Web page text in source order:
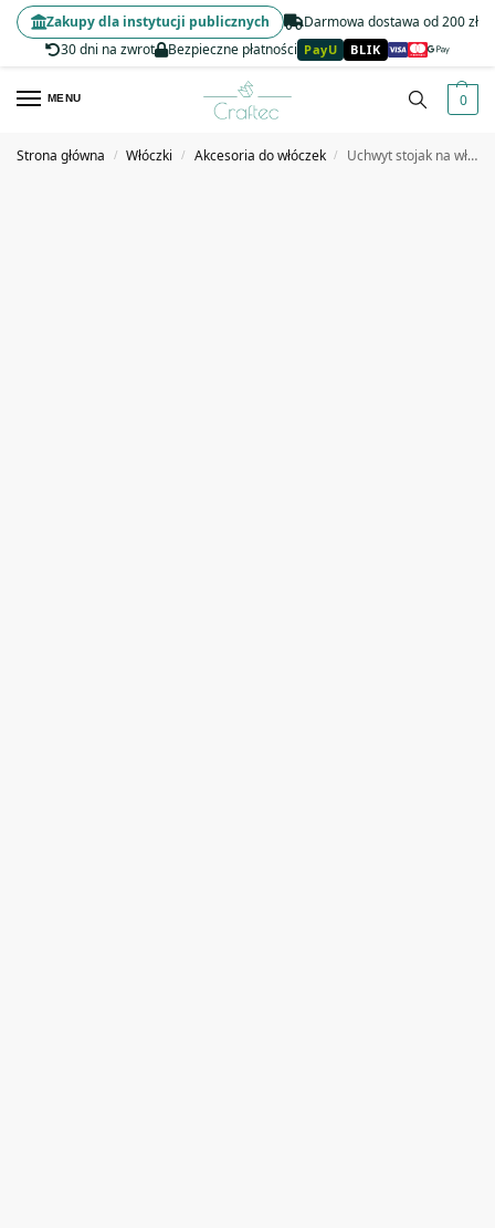
Darmowa dostawa od 200 zł
30 dni na zwrot
Bezpieczne płatności PayU BLIK
Zakupy dla instytucji publicznych
MENU 0
Strona główna / Włóczki / Akcesoria do włóczek / Uchwyt stojak na włóczkę magnetyczny drewniany